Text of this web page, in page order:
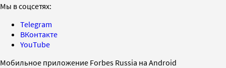
Мы в соцсетях:
Telegram
ВКонтакте
YouTube
Мобильное приложение Forbes Russia на Android